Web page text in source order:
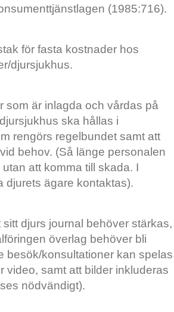
(1985:716).
för fasta kostnader hos
djursjukhus.
som är inlagda och vårdas på
ska hållas i
rengörs regelbundet samt att
behov. (Så länge personalen
att komma till skada. I
djurets ägare kontaktas).
sitt djurs journal behöver stärkas,
överlag behöver bli
besök/konsultationer kan spelas
video, samt att bilder inkluderas
nödvändigt).